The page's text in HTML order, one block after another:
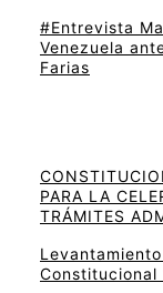
#Entrevista
Venezuela
Farias
PARA LA
TRÁMITES